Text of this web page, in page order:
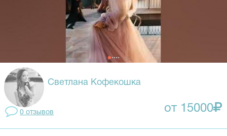
Светлана Кофекошка
0 отзывов от 15000